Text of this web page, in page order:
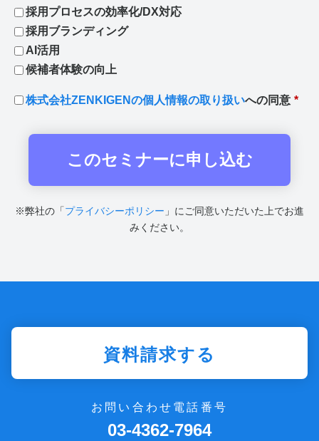
採用プロセスの効率化/DX対応
採用ブランディング
AI活用
候補者体験の向上
株式会社ZENKIGENの個人情報の取り扱いへの同意 *
※弊社の「プライバシーポリシー 」にご同意いただいた上でお進
みください。
資料請求する
お問い合わせ電話番号
03-4362-7964